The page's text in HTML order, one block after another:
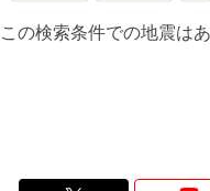
この検索条件での地震はあ